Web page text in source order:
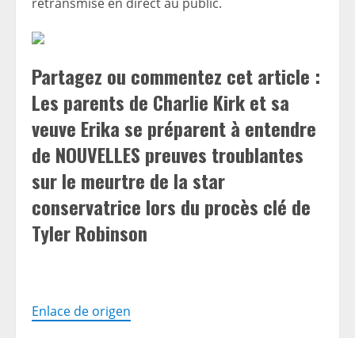
Partagez ou commentez cet article :
Les parents de Charlie Kirk et sa
veuve Erika se préparent à entendre
de NOUVELLES preuves troublantes
sur le meurtre de la star
conservatrice lors du procès clé de
Tyler Robinson
Enlace de origen